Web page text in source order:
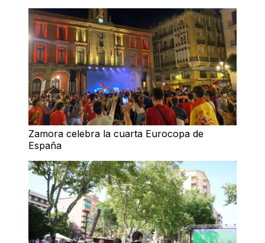
Zamora celebra la cuarta Eurocopa de
España